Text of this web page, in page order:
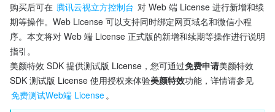
购买后可在 腾讯云视立方控制台 对 Web 端 License 进行新增和续
期等操作。Web License 可以支持同时绑定网页域名和微信小程
序。本文将对 Web 端 License 正式版的新增和续期等操作进行说明
指引。
美颜特效 SDK 提供测试版 License，您可通过免费申请美颜特效
SDK 测试版 License 使用授权来体验美颜特效
免费测试Web端 License。